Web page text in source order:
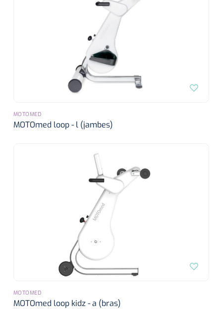
MOTOMED
MOTOmed loop - l (jambes)
MOTOMED
MOTOmed loop kidz - a (bras)